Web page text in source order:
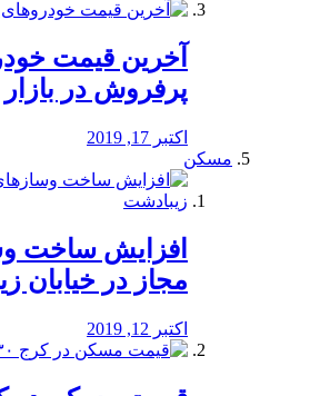
آخرین قیمت
پرفروش در بازار
اکتبر 17, 2019
مسکن
افزایش ساخت
مجاز در خیابان
اکتبر 12, 2019